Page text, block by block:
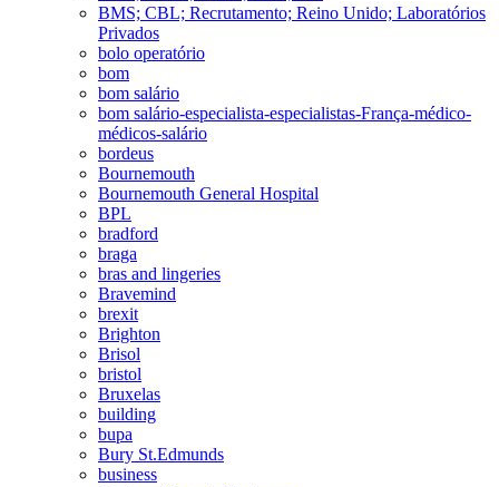
BMS; CBL; Recrutamento; Reino Unido; Laboratórios
Privados
bolo operatório
bom
bom salário
bom salário-especialista-especialistas-França-médico-
médicos-salário
bordeus
Bournemouth
Bournemouth General Hospital
BPL
bradford
braga
bras and lingeries
Bravemind
brexit
Brighton
Brisol
bristol
Bruxelas
building
bupa
Bury St.Edmunds
business